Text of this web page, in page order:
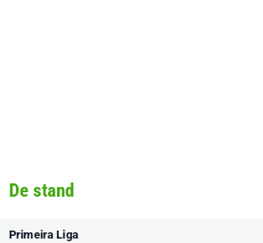
De stand
Primeira Liga